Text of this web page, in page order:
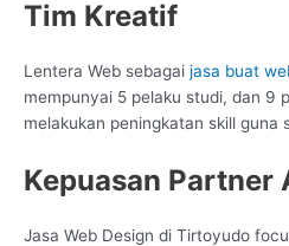
Tim Kreatif
Lentera Web sebagai jasa buat
mempunyai 5 pelaku studi, dan 9
melakukan peningkatan skill guna
Kepuasan Partner
Jasa Web Design di Tirtoyudo